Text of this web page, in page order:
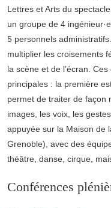
Lettres et Arts du
un groupe de 4
5 personnels
multiplier les croisements
la scène et de l’écran.
principales : la première
permet de traiter de façon
images, les voix, les
appuyée sur la Maison de
Grenoble), avec des
théâtre, danse, cirque,
Conférences